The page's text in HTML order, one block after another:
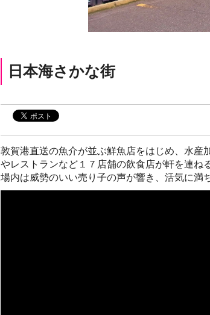
日本海さかな街
敦賀港直送の魚介が並ぶ鮮魚店をはじめ、水産
やレストランなど１７店舗の飲食店が軒を連ね
場内は威勢のいい売り子の声が響き、活気に満